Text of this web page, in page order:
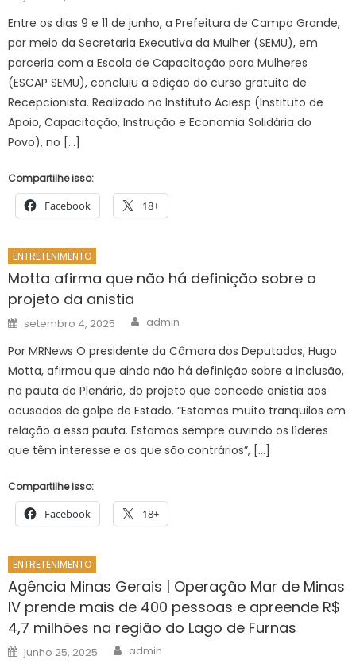
Entre os dias 9 e 11 de junho, a Prefeitura de Campo Grande,
por meio da Secretaria Executiva da Mulher (SEMU), em
parceria com a Escola de Capacitação para Mulheres
(ESCAP SEMU), concluiu a edição do curso gratuito de
Recepcionista. Realizado no Instituto Aciesp (Instituto de
Apoio, Capacitação, Instrução e Economia Solidária do
Povo), no […]
Compartilhe isso:
Facebook 18+
ENTRETENIMENTO
Motta afirma que não há definição sobre o
projeto da anistia
Posted
on
setembro 4, 2025 Author
admin
Por MRNews O presidente da Câmara dos Deputados, Hugo
Motta, afirmou que ainda não há definição sobre a inclusão,
na pauta do Plenário, do projeto que concede anistia aos
acusados de golpe de Estado. “Estamos muito tranquilos em
relação a essa pauta. Estamos sempre ouvindo os líderes
que têm interesse e os que são contrários”, […]
Compartilhe isso:
Facebook 18+
ENTRETENIMENTO
Agência Minas Gerais | Operação Mar de Minas
IV prende mais de 400 pessoas e apreende R$
4,7 milhões na região do Lago de Furnas
Posted
on
junho 25, 2025 Author
admin